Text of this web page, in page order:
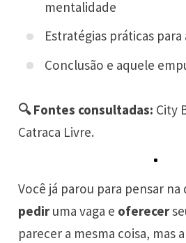
mentalidade
Estratégias práticas
Conclusão e aquele
🔍 Fontes consultadas: City
Catraca Livre.
Você já parou para pensar
pediruma vaga e oferecer
parecer a mesma coisa, mas